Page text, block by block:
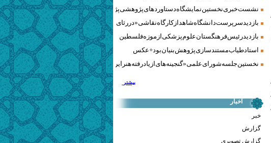
نشست خبری نخستین نمایشگاه دستاوردهای پژوهشی پژوهشگاه‌های هنری
بازدید سرپرست دانشگاه شاهد از کارگاه نقاشی «در رثای سیمرغ تجلی»
بازدید رئیس فرهنگستان علوم پزشکی از موزه فلسطین
استاد طیاب مستندسازی پژوهش‌بنیان بود + عکس
نخستین جلسه شورای علمی «گنجینه‌های ازیادرفته هنر ایران» برگزار شد
بیشتر
اخبار
خبر
گزارش
گزارش تصویری